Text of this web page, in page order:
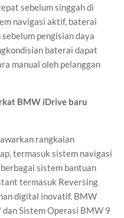
sebelum singgah di
navigasi aktif, baterai
pengisian daya
baterai dapat
manual oleh pelanggan
BMW iDrive baru
rangkaian
termasuk sistem navigasi
sistem bantuan
termasuk Reversing
digital inovatif. BMW
Sistem Operasi BMW 9